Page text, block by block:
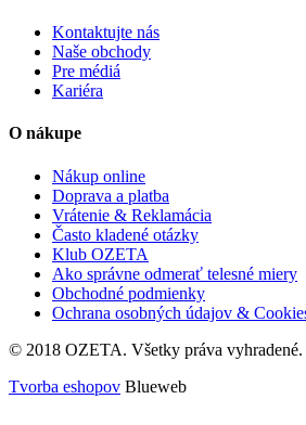
Kontaktujte nás
Naše obchody
Pre médiá
Kariéra
O nákupe
Nákup online
Doprava a platba
Vrátenie & Reklamácia
Často kladené otázky
Klub OZETA
Ako správne odmerať telesné miery
Obchodné podmienky
Ochrana osobných údajov &
© 2018 OZETA. Všetky práva vyhradené.
Tvorba eshopov Blueweb